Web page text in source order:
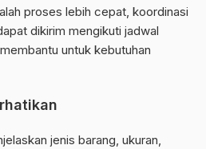
proses lebih cepat, koordinasi
dikirim mengikuti jadwal
untuk kebutuhan
jenis barang, ukuran,